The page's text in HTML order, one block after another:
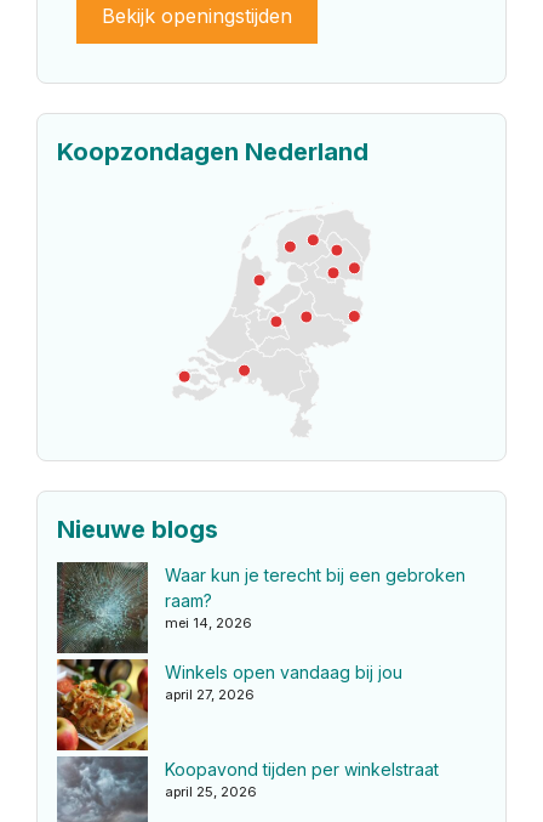
Bekijk openingstijden
Koopzondagen Nederland
Nieuwe blogs
Waar kun je terecht bij een gebroken
raam?
mei 14, 2026
Winkels open vandaag bij jou
april 27, 2026
Koopavond tijden per winkelstraat
april 25, 2026